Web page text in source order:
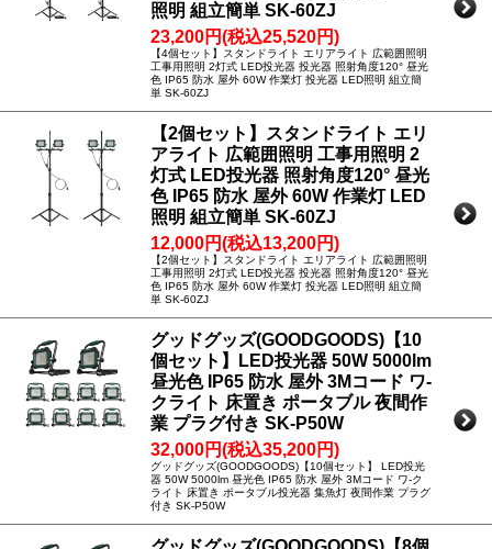
照明 組立簡単 SK-60ZJ
23,200円(税込25,520円)
【4個セット】スタンドライト エリアライト 広範囲照明
工事用照明 2灯式 LED投光器 投光器 照射角度120° 昼光
色 IP65 防水 屋外 60W 作業灯 投光器 LED照明 組立簡
単 SK-60ZJ
【2個セット】スタンドライト エリ
アライト 広範囲照明 工事用照明 2
灯式 LED投光器 照射角度120° 昼光
色 IP65 防水 屋外 60W 作業灯 LED
照明 組立簡単 SK-60ZJ
12,000円(税込13,200円)
【2個セット】スタンドライト エリアライト 広範囲照明
工事用照明 2灯式 LED投光器 投光器 照射角度120° 昼光
色 IP65 防水 屋外 60W 作業灯 投光器 LED照明 組立簡
単 SK-60ZJ
グッドグッズ(GOODGOODS)【10
個セット】LED投光器 50W 5000lm
昼光色 IP65 防水 屋外 3Mコード ワ-
クライト 床置き ポータブル 夜間作
業 プラグ付き SK-P50W
32,000円(税込35,200円)
グッドグッズ(GOODGOODS)【10個セット】 LED投光
器 50W 5000lm 昼光色 IP65 防水 屋外 3Mコード ワ-ク
ライト 床置き ポータブル投光器 集魚灯 夜間作業 プラグ
付き SK-P50W